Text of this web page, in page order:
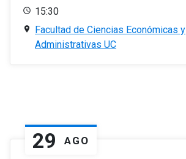
15:30
Facultad de Ciencias Económicas y
Administrativas UC
29 AGO